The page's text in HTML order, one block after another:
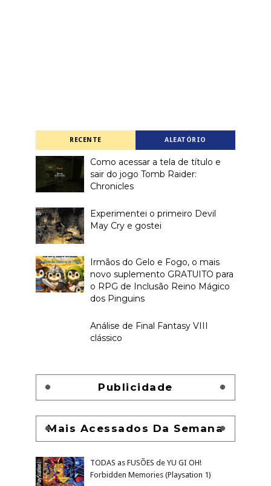
RECENTE ALEATÓRIO
Como acessar a tela de título e
sair do jogo Tomb Raider:
Chronicles
Experimentei o primeiro Devil
May Cry e gostei
Irmãos do Gelo e Fogo, o mais
novo suplemento GRATUITO para
o RPG de Inclusão Reino Mágico
dos Pinguins
Análise de Final Fantasy VIII
clássico
Publicidade
Mais Acessados Da Semana
TODAS as FUSÕES de YU GI OH!
Forbidden Memories (Playsation 1)